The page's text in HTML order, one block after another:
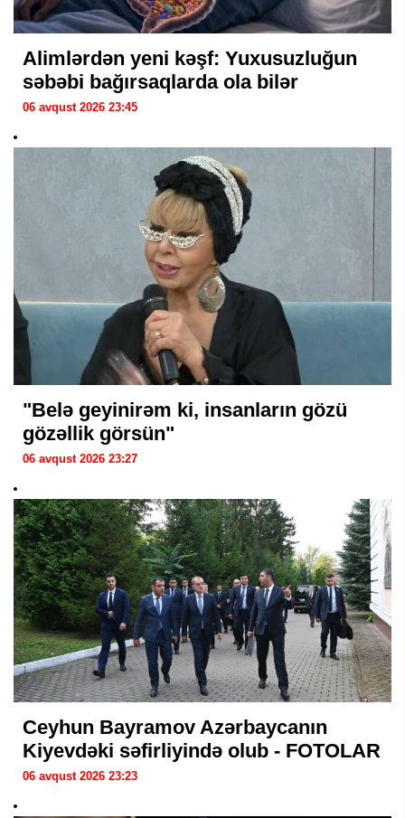
Alimlərdən yeni kəşf: Yuxusuzluğun
səbəbi bağırsaqlarda ola bilər
06 avqust 2026 23:45
"Belə geyinirəm ki, insanların gözü
gözəllik görsün"
06 avqust 2026 23:27
Ceyhun Bayramov Azərbaycanın
Kiyevdəki səfirliyində olub - FOTOLAR
06 avqust 2026 23:23